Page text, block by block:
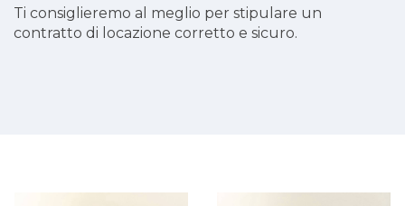
Ti consiglieremo al meglio per stipulare un
contratto di locazione corretto e sicuro.